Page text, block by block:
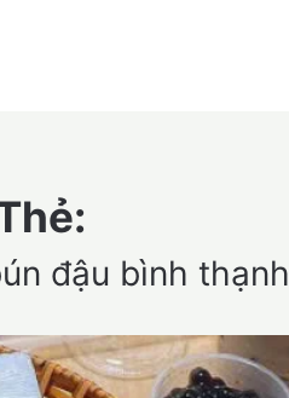
đậu bình thạnh